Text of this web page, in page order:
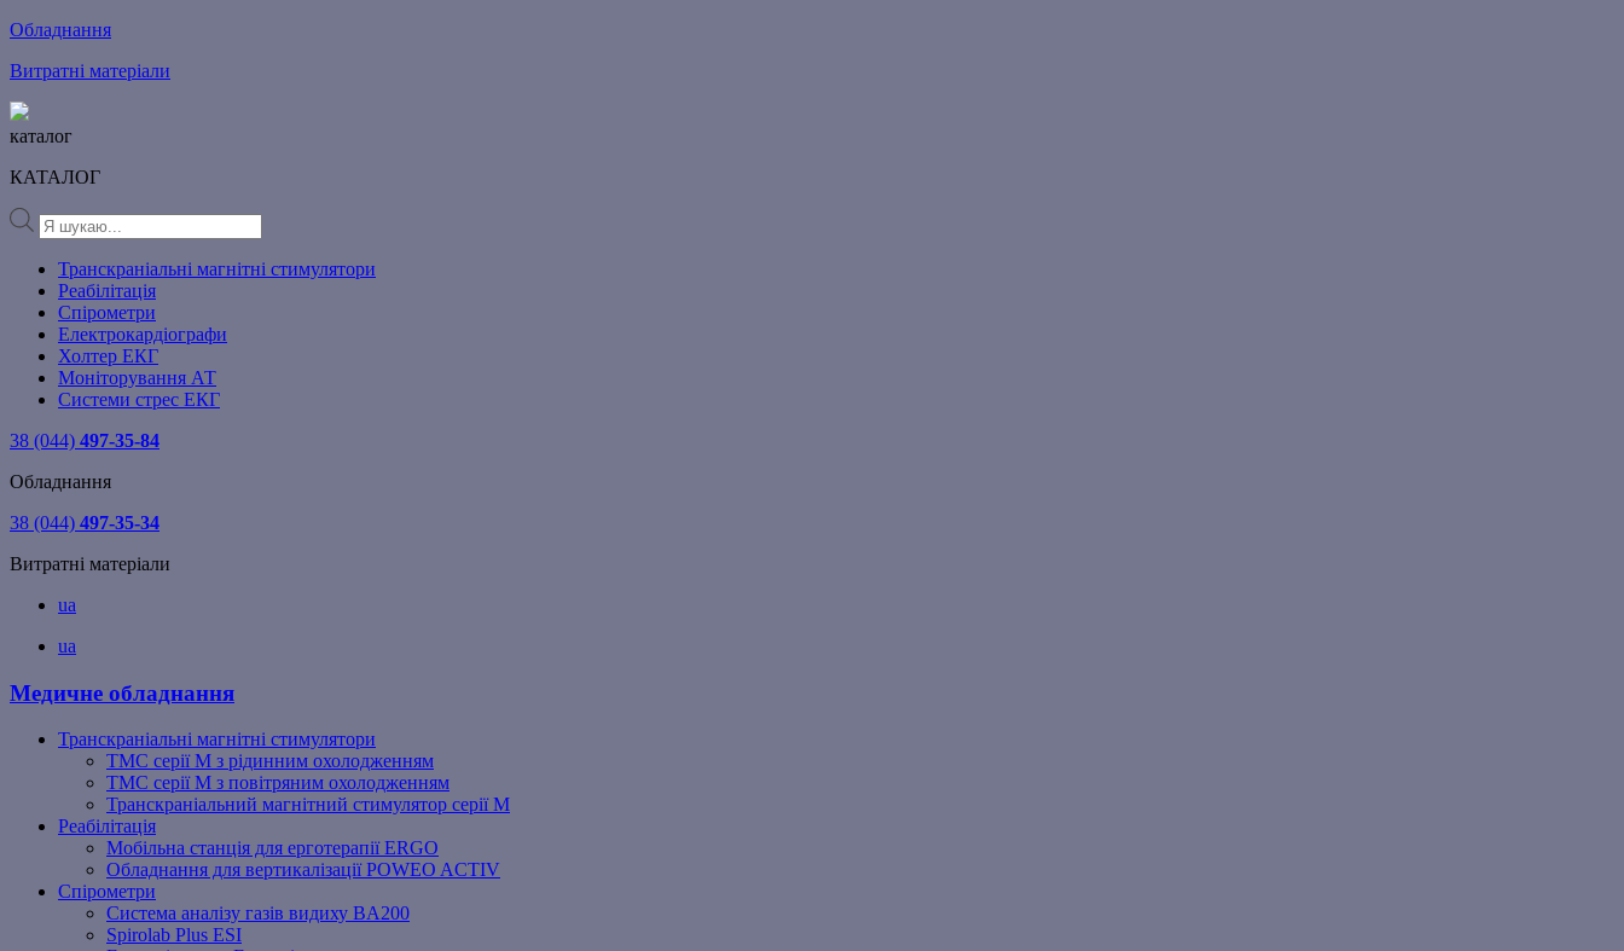
Обладнання
Витратні матеріали
каталог
КАТАЛОГ
Products
search
Транскраніальні магнітні стимулятори
Реабілітація
Спірометри
Електрокардіографи
Холтер ЕКГ
Моніторування АТ
Системи стрес ЕКГ
38 (044) 497-35-84
Обладнання
38 (044) 497-35-34
Витратні матеріали
ua
ua
Медичне обладнання
Транскраніальні магнітні стимулятори
ТМС серії M з рідинним охолодженням
ТМС серії M з повітряним охолодженням
Транскраніальний магнітний стимулятор серії M
Реабілітація
Мобільна станція для ерготерапії ERGO
Обладнання для вертикалізації POWEO ACTIV
Спірометри
Система аналізу газів видиху BA200
Spirolab Plus ESI